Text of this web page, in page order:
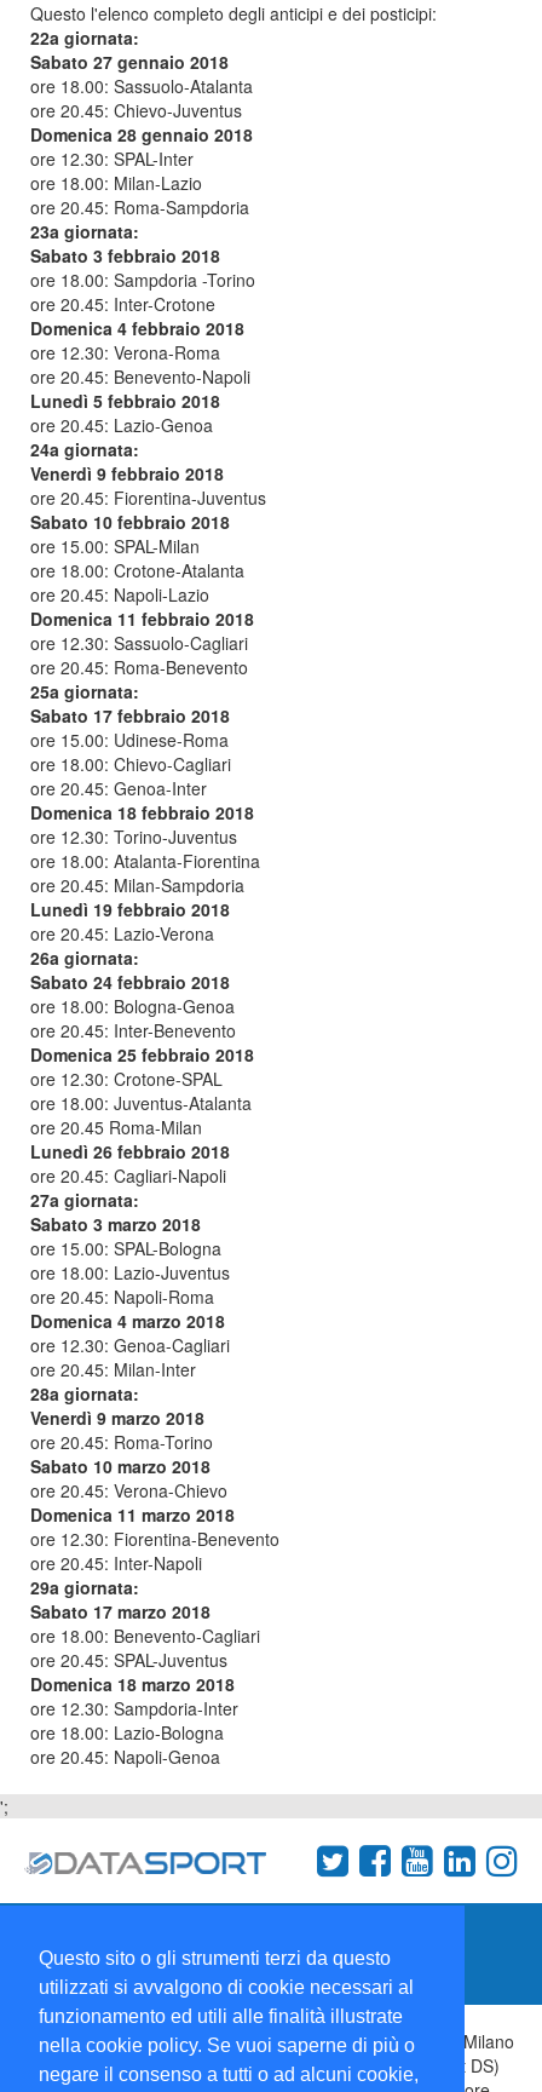
Questo sito o gli strumenti terzi da questo
utilizzati si avvalgono di cookie necessari al
funzionamento ed utili alle finalità illustrate
nella cookie policy. Se vuoi saperne di più o
negare il consenso a tutti o ad alcuni cookie,
Questo l'elenco completo degli anticipi e dei posticipi:
22a giornata:
Sabato 27 gennaio 2018
ore 18.00: Sassuolo-Atalanta
ore 20.45: Chievo-Juventus
Domenica 28 gennaio 2018
ore 12.30: SPAL-Inter
ore 18.00: Milan-Lazio
ore 20.45: Roma-Sampdoria
23a giornata:
Sabato 3 febbraio 2018
ore 18.00: Sampdoria -Torino
ore 20.45: Inter-Crotone
Domenica 4 febbraio 2018
ore 12.30: Verona-Roma
ore 20.45: Benevento-Napoli
Lunedì 5 febbraio 2018
ore 20.45: Lazio-Genoa
24a giornata:
Venerdì 9 febbraio 2018
ore 20.45: Fiorentina-Juventus
Sabato 10 febbraio 2018
ore 15.00: SPAL-Milan
ore 18.00: Crotone-Atalanta
ore 20.45: Napoli-Lazio
Domenica 11 febbraio 2018
ore 12.30: Sassuolo-Cagliari
ore 20.45: Roma-Benevento
25a giornata:
Sabato 17 febbraio 2018
ore 15.00: Udinese-Roma
ore 18.00: Chievo-Cagliari
ore 20.45: Genoa-Inter
Domenica 18 febbraio 2018
ore 12.30: Torino-Juventus
ore 18.00: Atalanta-Fiorentina
ore 20.45: Milan-Sampdoria
Lunedì 19 febbraio 2018
ore 20.45: Lazio-Verona
26a giornata:
Sabato 24 febbraio 2018
ore 18.00: Bologna-Genoa
ore 20.45: Inter-Benevento
Domenica 25 febbraio 2018
ore 12.30: Crotone-SPAL
ore 18.00: Juventus-Atalanta
ore 20.45 Roma-Milan
Lunedì 26 febbraio 2018
ore 20.45: Cagliari-Napoli
27a giornata:
Sabato 3 marzo 2018
ore 15.00: SPAL-Bologna
ore 18.00: Lazio-Juventus
ore 20.45: Napoli-Roma
Domenica 4 marzo 2018
ore 12.30: Genoa-Cagliari
ore 20.45: Milan-Inter
28a giornata:
Venerdì 9 marzo 2018
ore 20.45: Roma-Torino
Sabato 10 marzo 2018
ore 20.45: Verona-Chievo
Domenica 11 marzo 2018
ore 12.30: Fiorentina-Benevento
ore 20.45: Inter-Napoli
29a giornata:
Sabato 17 marzo 2018
ore 18.00: Benevento-Cagliari
ore 20.45: SPAL-Juventus
Domenica 18 marzo 2018
ore 12.30: Sampdoria-Inter
ore 18.00: Lazio-Bologna
ore 20.45: Napoli-Genoa
';
Collabora con noi
Copyright 1995-2026 © Wise Srl Via Palmanova 8 20132 Milano
Italia - P. IVA 09072090963 | ISSN: 2499-2925 (DataSport DS)